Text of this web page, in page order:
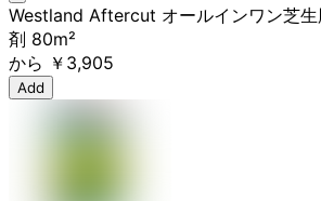
Westland Aftercut オールインワン芝生
剤 80m²
から ￥3,905
Add